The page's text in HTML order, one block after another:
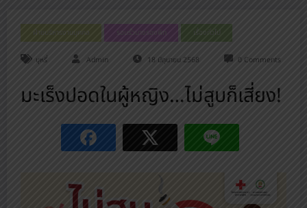
ฝ่ายบริหารงานบุคคล รอบรั้วนางรองพิท เรื่องทั่วไป
บุหรี่ Admin 18 มิถุนายน 2568 0 Comments
มะเร็งปอดในผู้หญิง…ไม่สูบก็เสี่ยง!